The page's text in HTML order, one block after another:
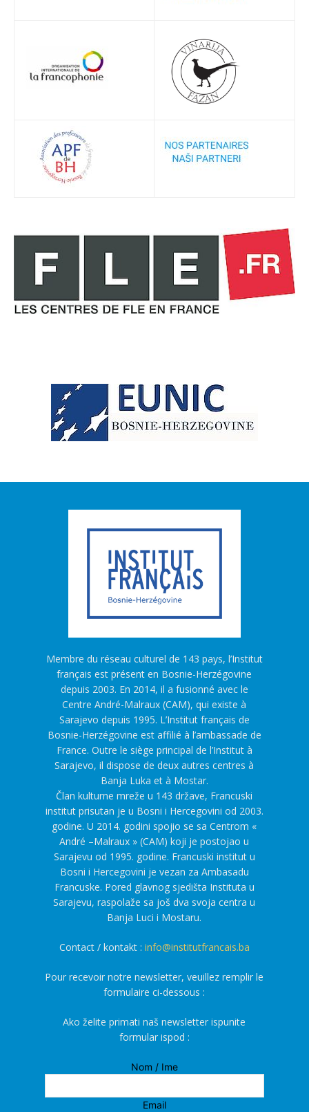
Membre du réseau culturel de 143 pays, l’Institut
français est présent en Bosnie-Herzégovine
depuis 2003. En 2014, il a fusionné avec le
Centre André-Malraux (CAM), qui existe à
Sarajevo depuis 1995. L’Institut français de
Bosnie-Herzégovine est affilié à l’ambassade de
France. Outre le siège principal de l’Institut à
Sarajevo, il dispose de deux autres centres à
Banja Luka et à Mostar.
Član kulturne mreže u 143 države, Francuski
institut prisutan je u Bosni i Hercegovini od 2003.
godine. U 2014. godini spojio se sa Centrom «
André –Malraux » (CAM) koji je postojao u
Sarajevu od 1995. godine. Francuski institut u
Bosni i Hercegovini je vezan za Ambasadu
Francuske. Pored glavnog sjedišta Instituta u
Sarajevu, raspolaže sa još dva svoja centra u
Banja Luci i Mostaru.
Contact / kontakt : info@institutfrancais.ba
Pour recevoir notre newsletter, veuillez remplir le
formulaire ci-dessous :
Ako želite primati naš newsletter ispunite
formular ispod :
Nom / Ime
Email